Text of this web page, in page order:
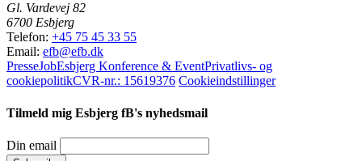
Gl. Vardevej 82
6700 Esbjerg
Telefon: +45 75 45 33 55
Email: efb@efb.dk
PresseJobEsbjerg Konference & EventPrivatlivs- og
cookiepolitikCVR-nr.: 15619376 Cookieindstillinger
Tilmeld mig Esbjerg fB's nyhedsmail
Din email